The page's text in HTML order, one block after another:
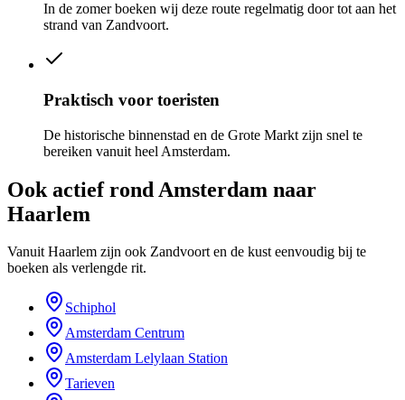
In de zomer boeken wij deze route regelmatig door tot aan het
strand van Zandvoort.
Praktisch voor toeristen
De historische binnenstad en de Grote Markt zijn snel te
bereiken vanuit heel Amsterdam.
Ook actief rond Amsterdam naar
Haarlem
Vanuit Haarlem zijn ook Zandvoort en de kust eenvoudig bij te
boeken als verlengde rit.
Schiphol
Amsterdam Centrum
Amsterdam Lelylaan Station
Tarieven